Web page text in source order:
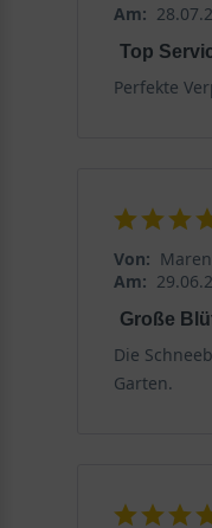
Am:
Top
Perfekte
Von:
Am:
Große
Die
Garten.